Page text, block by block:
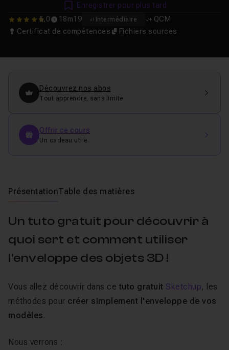
5 5,0 18m19 Intermédiaire
QCM
Certificat de compétences
Fichiers sources
Enregistrer pour plus tard
Découvrez nos abos
Tout apprendre, sans limite
Offrir ce cours
Un cadeau utile.
PrésentationTable des matières
Un tuto gratuit pour découvrir à
quoi sert et comment utiliser
l'enveloppe des objets 3D !
Vous allez découvrir dans ce tuto gratuit Sketchup, les
méthodes pour créer simplement l'enveloppe de vos
modèles.
Nous verrons :